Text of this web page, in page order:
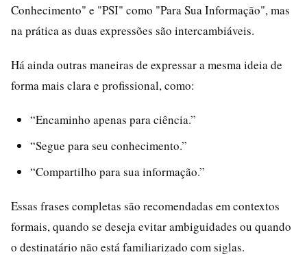
Conhecimento" e "PSI" como "Para Sua Informação", mas
na prática as duas expressões são intercambiáveis.
Há ainda outras maneiras de expressar a mesma ideia de
forma mais clara e profissional, como:
“Encaminho apenas para ciência.”
“Segue para seu conhecimento.”
“Compartilho para sua informação.”
Essas frases completas são recomendadas em contextos
formais, quando se deseja evitar ambiguidades ou quando
o destinatário não está familiarizado com siglas.